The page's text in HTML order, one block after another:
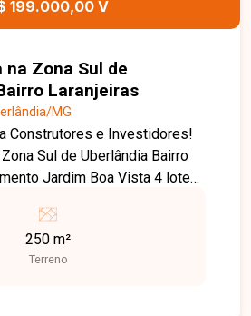
199.000,00 V
na Zona Sul de
Laranjeiras
MG
Construtores e Investidores!
Sul de Uberlândia Bairro
51 ao 54 Excelente
potencial de valorização. R$
250 m²
Terreno